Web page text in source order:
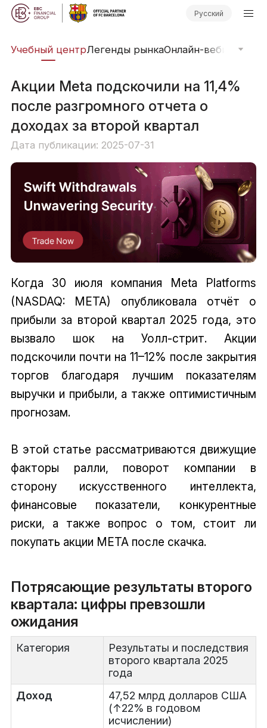
Русский
Учебный центрЛегенды рынкаОнлайн-вебинары
Акции Meta подскочили на 11,4%
после разгромного отчета о
доходах за второй квартал
Дата публикации: 2025-07-31
Когда 30 июля компания Meta Platforms
(NASDAQ: META) опубликовала отчёт о
прибыли за второй квартал 2025 года, это
вызвало шок на Уолл-стрит. Акции
подскочили почти на 11–12% после закрытия
торгов благодаря лучшим показателям
выручки и прибыли, а также оптимистичным
прогнозам.
В этой статье рассматриваются движущие
факторы ралли, поворот компании в
сторону искусственного интеллекта,
финансовые показатели, конкурентные
риски, а также вопрос о том, стоит ли
покупать акции META после скачка.
Потрясающие результаты второго
квартала: цифры превзошли
ожидания
Категория
Результаты и последствия
второго квартала 2025
года
Доход
47,52 млрд долларов США
(↑22% в годовом
исчислении)